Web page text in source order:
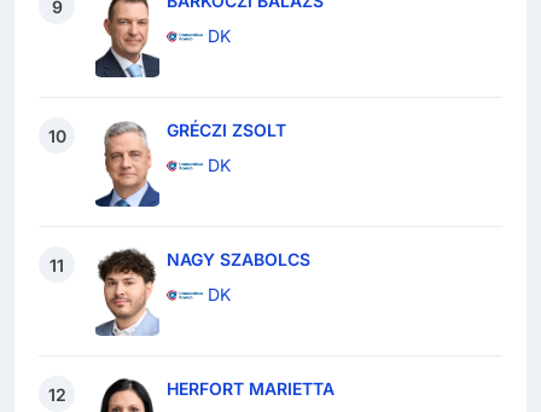
9
DK
10
GRÉCZI ZSOLT
DK
11
NAGY SZABOLCS
DK
12
HERFORT MARIETTA